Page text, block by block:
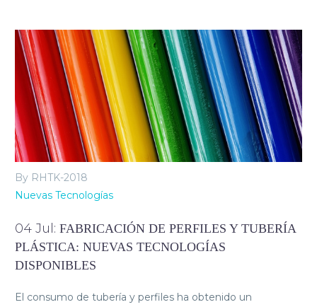
By RHTK-2018
Nuevas Tecnologías
04 Jul: FABRICACIÓN DE PERFILES Y TUBERÍA
PLÁSTICA: NUEVAS TECNOLOGÍAS
DISPONIBLES
El consumo de tubería y perfiles ha obtenido un